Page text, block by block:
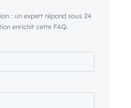
: un expert répond sous 24
enrichit cette FAQ.